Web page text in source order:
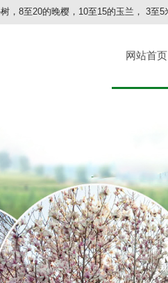
8至20的晚樱，10至15的玉兰， 3至
网站首页